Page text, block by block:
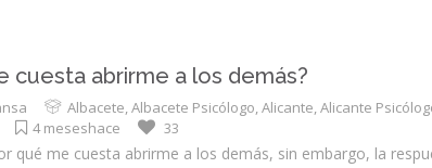
cuesta abrirme a los demás?
Albacete,Albacete Psicólogo,Alicante,Alicante
4 meseshace 33
qué me cuesta abrirme a los demás, sin embargo, la